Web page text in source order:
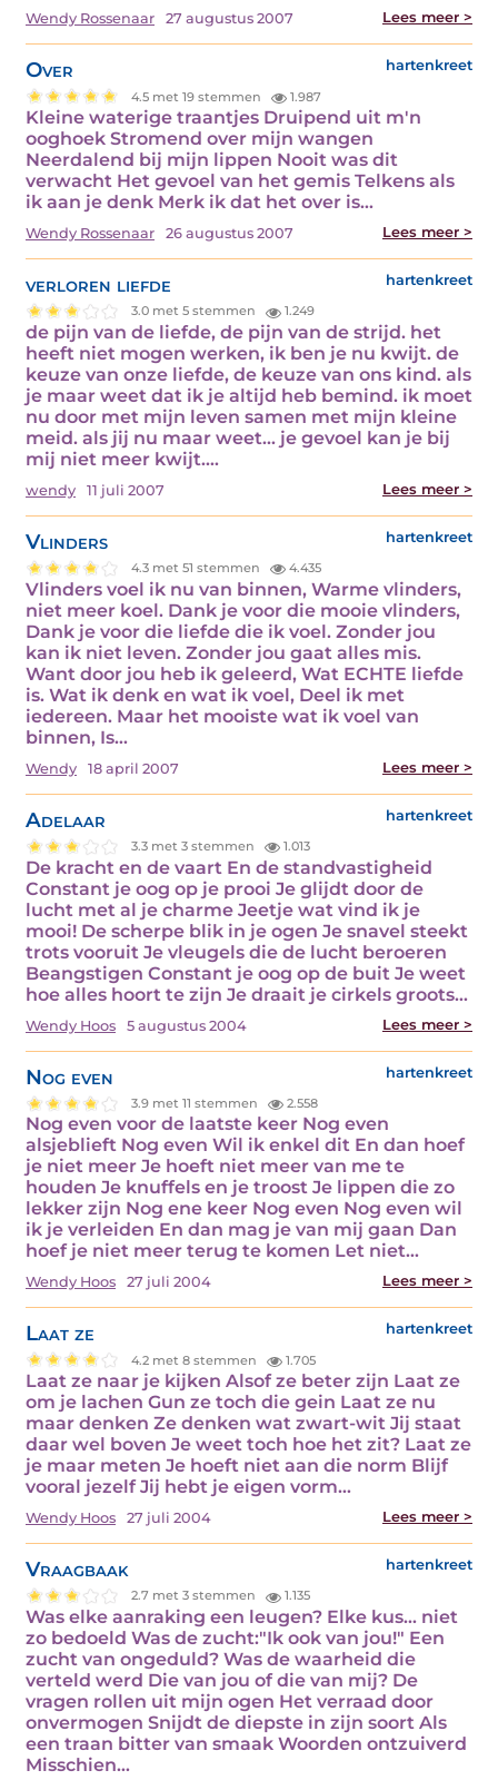
Wendy Rossenaar 27 augustus 2007 Lees meer >
Over hartenkreet
4.5 met 19 stemmen 1.987
Kleine waterige traantjes Druipend uit m'n
ooghoek Stromend over mijn wangen
Neerdalend bij mijn lippen Nooit was dit
verwacht Het gevoel van het gemis Telkens als
ik aan je denk Merk ik dat het over is…
Wendy Rossenaar 26 augustus 2007 Lees meer >
verloren liefde hartenkreet
3.0 met 5 stemmen 1.249
de pijn van de liefde, de pijn van de strijd. het
heeft niet mogen werken, ik ben je nu kwijt. de
keuze van onze liefde, de keuze van ons kind. als
je maar weet dat ik je altijd heb bemind. ik moet
nu door met mijn leven samen met mijn kleine
meid. als jij nu maar weet... je gevoel kan je bij
mij niet meer kwijt.…
wendy 11 juli 2007 Lees meer >
Vlinders hartenkreet
4.3 met 51 stemmen 4.435
Vlinders voel ik nu van binnen, Warme vlinders,
niet meer koel. Dank je voor die mooie vlinders,
Dank je voor die liefde die ik voel. Zonder jou
kan ik niet leven. Zonder jou gaat alles mis.
Want door jou heb ik geleerd, Wat ECHTE liefde
is. Wat ik denk en wat ik voel, Deel ik met
iedereen. Maar het mooiste wat ik voel van
binnen, Is…
Wendy 18 april 2007 Lees meer >
Adelaar hartenkreet
3.3 met 3 stemmen 1.013
De kracht en de vaart En de standvastigheid
Constant je oog op je prooi Je glijdt door de
lucht met al je charme Jeetje wat vind ik je
mooi! De scherpe blik in je ogen Je snavel steekt
trots vooruit Je vleugels die de lucht beroeren
Beangstigen Constant je oog op de buit Je weet
hoe alles hoort te zijn Je draait je cirkels groots…
Wendy Hoos 5 augustus 2004 Lees meer >
Nog even hartenkreet
3.9 met 11 stemmen 2.558
Nog even voor de laatste keer Nog even
alsjeblieft Nog even Wil ik enkel dit En dan hoef
je niet meer Je hoeft niet meer van me te
houden Je knuffels en je troost Je lippen die zo
lekker zijn Nog ene keer Nog even Nog even wil
ik je verleiden En dan mag je van mij gaan Dan
hoef je niet meer terug te komen Let niet…
Wendy Hoos 27 juli 2004 Lees meer >
Laat ze hartenkreet
4.2 met 8 stemmen 1.705
Laat ze naar je kijken Alsof ze beter zijn Laat ze
om je lachen Gun ze toch die gein Laat ze nu
maar denken Ze denken wat zwart-wit Jij staat
daar wel boven Je weet toch hoe het zit? Laat ze
je maar meten Je hoeft niet aan die norm Blijf
vooral jezelf Jij hebt je eigen vorm…
Wendy Hoos 27 juli 2004 Lees meer >
Vraagbaak hartenkreet
2.7 met 3 stemmen 1.135
Was elke aanraking een leugen? Elke kus... niet
zo bedoeld Was de zucht:"Ik ook van jou!" Een
zucht van ongeduld? Was de waarheid die
verteld werd Die van jou of die van mij? De
vragen rollen uit mijn ogen Het verraad door
onvermogen Snijdt de diepste in zijn soort Als
een traan bitter van smaak Woorden ontzuiverd
Misschien…